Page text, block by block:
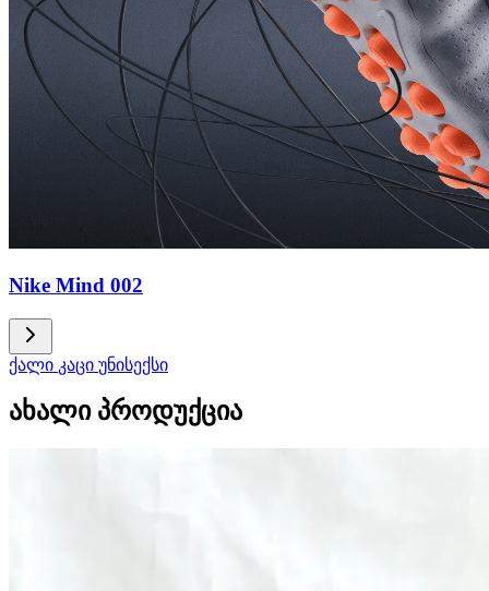
Nike Mind 002
ქალი კაცი უნისექსი
ახალი პროდუქცია